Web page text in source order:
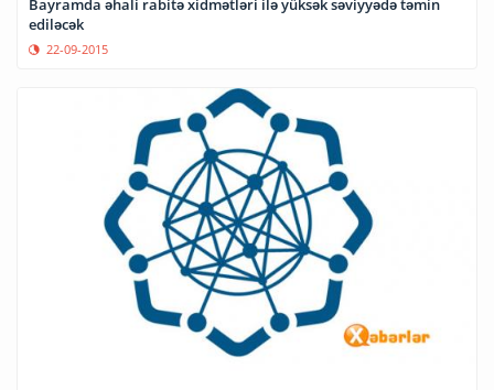
Bayramda əhali rabitə xidmətləri ilə yüksək səviyyədə təmin
ediləcək
22-09-2015